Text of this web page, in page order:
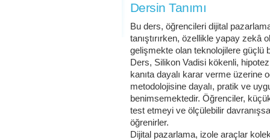
Dersin Tanımı
Bu ders, öğrencileri dijital
tanıştırırken, özellikle yapay zekâ
gelişmekte olan teknolojilere güçlü
Ders, Silikon Vadisi kökenli,
kanıta dayalı karar verme üzerine
metodolojisine dayalı, pratik ve
benimsemektedir. Öğrenciler,
test etmeyi ve ölçülebilir
öğrenirler.
Dijital pazarlama, izole araçlar